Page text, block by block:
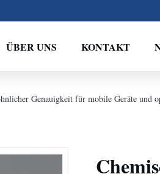
ÜBER UNS KONTAKT
Genauigkeit für mobile Geräte und